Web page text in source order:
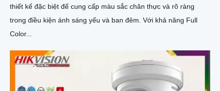
thiết kế đặc biệt để cung cấp màu sắc chân thực và rõ ràng
trong điều kiện ánh sáng yếu và ban đêm. Với khả năng Full
Color...